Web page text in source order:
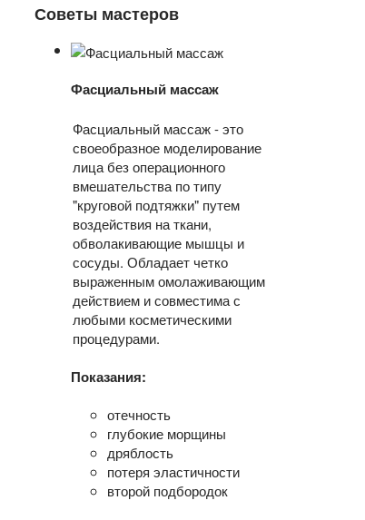
Советы мастеров
Фасциальный массаж
Фасциальный массаж - это
своеобразное моделирование
лица без операционного
вмешательства по типу
"круговой подтяжки" путем
воздействия на ткани,
обволакивающие мышцы и
сосуды. Обладает четко
выраженным омолаживающим
действием и совместима с
любыми косметическими
процедурами.
Показания:
отечность
глубокие морщины
дряблость
потеря эластичности
второй подбородок